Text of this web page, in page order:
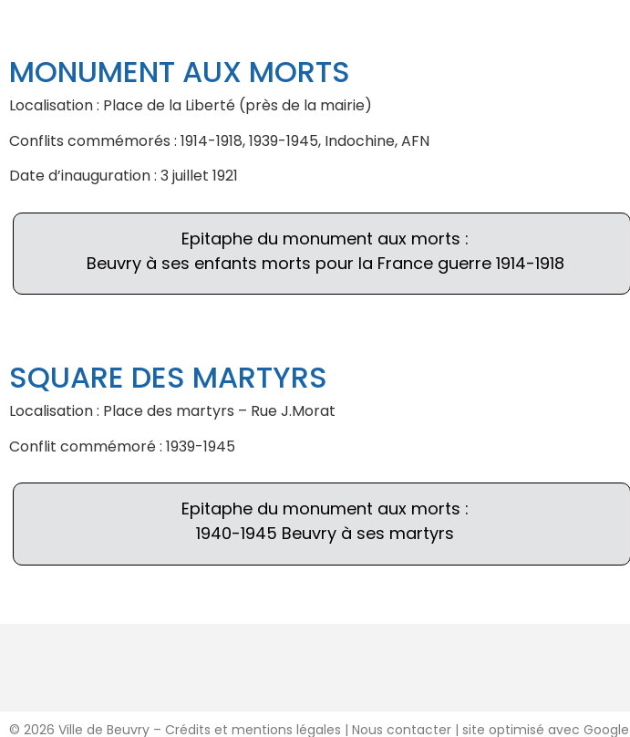
MONUMENT AUX MORTS
Localisation : Place de la Liberté (près de la mairie)
Conflits commémorés : 1914-1918, 1939-1945, Indochine, AFN
Date d’inauguration : 3 juillet 1921
Epitaphe du monument aux morts :
Beuvry à ses enfants morts pour la France guerre 1914-1918
SQUARE DES MARTYRS
Localisation : Place des martyrs – Rue J.Morat
Conflit commémoré : 1939-1945
Epitaphe du monument aux morts :
1940-1945 Beuvry à ses martyrs
© 2026 Ville de Beuvry – Crédits et mentions légales | Nous contacter | site optimisé avec